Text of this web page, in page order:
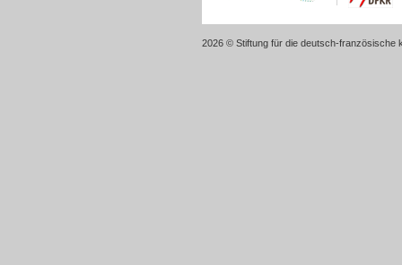
2026 © Stiftung für die deutsch-französische